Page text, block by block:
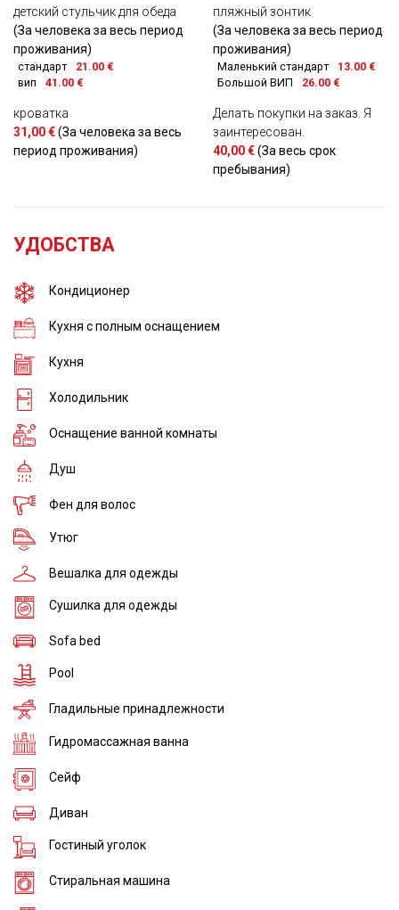
детский стульчик для обеда
(За человека за весь период
проживания)
стандарт
21.00 €
вип
41.00 €
пляжный зонтик
(За человека за весь период
проживания)
Маленький стандарт
13.00 €
Большой ВИП
26.00 €
кроватка
31,00 €(За человека за весь
период проживания)
Делать покупки на заказ. Я
заинтересован.
40,00 €(За весь срок
пребывания)
УДОБСТВА
Кондиционер
Кухня с полным оснащением
Кухня
Холодильник
Оснащение ванной комнаты
Душ
Фен для волос
Утюг
Вешалка для одежды
Сушилка для одежды
Sofa bed
Pool
Гладильные принадлежности
Гидромассажная ванна
Сейф
Диван
Гостиный уголок
Стиральная машина